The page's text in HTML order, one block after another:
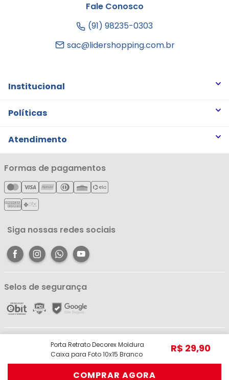
Porta Retrato Decorex Moldura
Caixa para Foto 10x15 Branco
R$ 29,90
COMPRAR AGORA
Fale Conosco
(91) 98235-0303
sac@lidershopping.com.br
Institucional
Quem somos
Notícias
Cartão Líderzan
Políticas
Trocas e Devoluções
Política de Privacidade
Política de Entrega
Política de Reembolso
Atendimento
Minha Conta
Meus Pedidos
Meus Favoritos
Central de Atendimento
Formas de pagamentos
Siga nossas redes sociais
Selos de segurança
Pariquis, 1056 - Jurunas, Belém - PA, 66033-590 | Telefone: (91) 98403-
3948 © Todos os direitos reservados.